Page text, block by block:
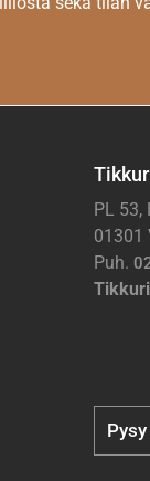
PL 53,
01301
Puh.